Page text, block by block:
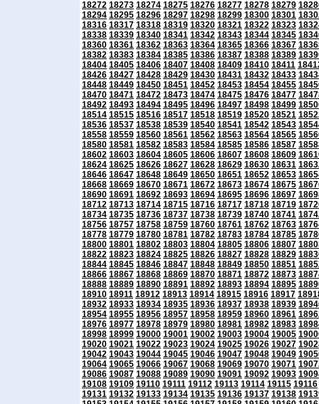
18272 18273 18274 18275 18276 18277 18278 18279
18294 18295 18296 18297 18298 18299 18300 18301
18316 18317 18318 18319 18320 18321 18322 18323
18338 18339 18340 18341 18342 18343 18344 18345
18360 18361 18362 18363 18364 18365 18366 18367
18382 18383 18384 18385 18386 18387 18388 18389
18404 18405 18406 18407 18408 18409 18410 18411
18426 18427 18428 18429 18430 18431 18432 18433
18448 18449 18450 18451 18452 18453 18454 18455
18470 18471 18472 18473 18474 18475 18476 18477
18492 18493 18494 18495 18496 18497 18498 18499
18514 18515 18516 18517 18518 18519 18520 18521
18536 18537 18538 18539 18540 18541 18542 18543
18558 18559 18560 18561 18562 18563 18564 18565
18580 18581 18582 18583 18584 18585 18586 18587
18602 18603 18604 18605 18606 18607 18608 18609
18624 18625 18626 18627 18628 18629 18630 18631
18646 18647 18648 18649 18650 18651 18652 18653
18668 18669 18670 18671 18672 18673 18674 18675
18690 18691 18692 18693 18694 18695 18696 18697
18712 18713 18714 18715 18716 18717 18718 18719
18734 18735 18736 18737 18738 18739 18740 18741
18756 18757 18758 18759 18760 18761 18762 18763
18778 18779 18780 18781 18782 18783 18784 18785
18800 18801 18802 18803 18804 18805 18806 18807
18822 18823 18824 18825 18826 18827 18828 18829
18844 18845 18846 18847 18848 18849 18850 18851
18866 18867 18868 18869 18870 18871 18872 18873
18888 18889 18890 18891 18892 18893 18894 18895
18910 18911 18912 18913 18914 18915 18916 18917
18932 18933 18934 18935 18936 18937 18938 18939
18954 18955 18956 18957 18958 18959 18960 18961
18976 18977 18978 18979 18980 18981 18982 18983
18998 18999 19000 19001 19002 19003 19004 19005
19020 19021 19022 19023 19024 19025 19026 19027
19042 19043 19044 19045 19046 19047 19048 19049
19064 19065 19066 19067 19068 19069 19070 19071
19086 19087 19088 19089 19090 19091 19092 19093
19108 19109 19110 19111 19112 19113 19114 19115 19116
19131 19132 19133 19134 19135 19136 19137 19138